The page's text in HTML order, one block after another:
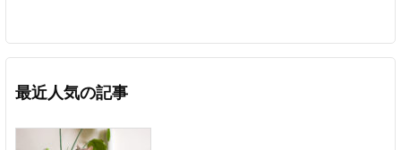
最近人気の記事